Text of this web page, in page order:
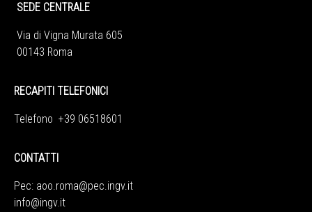
SEDE CENTRALE
Via di Vigna Murata 605
00143 Roma
RECAPITI TELEFONICI
Telefono +39 06518601
CONTATTI
Pec: aoo.roma@pec.ingv.it
info@ingv.it